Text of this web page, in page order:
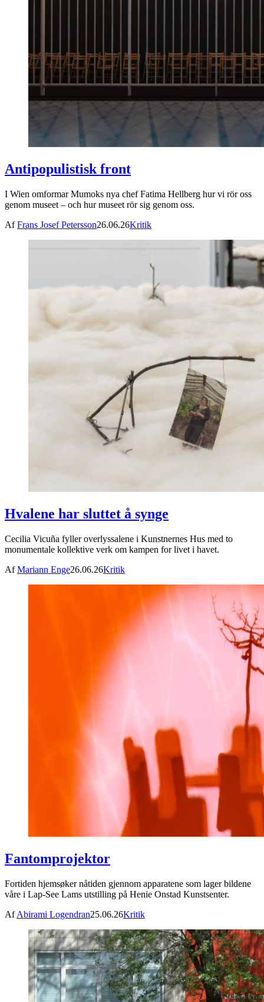
Antipopulistisk front
I Wien omformar Mumoks nya chef Fatima Hellberg hur vi rör oss
genom museet – och hur museet rör sig genom oss.
AfFrans Josef Petersson26.06.26Kritik
Hvalene har sluttet å synge
Cecilia Vicuña fyller overlyssalene i Kunstnernes Hus med to
monumentale kollektive verk om kampen for livet i havet.
AfMariann Enge26.06.26Kritik
Fantomprojektor
Fortiden hjemsøker nåtiden gjennom apparatene som lager bildene
våre i Lap-See Lams utstilling på Henie Onstad Kunstsenter.
AfAbirami Logendran25.06.26Kritik